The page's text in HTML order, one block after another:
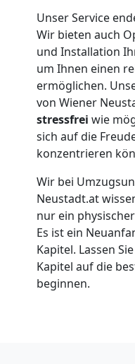
Unser Service
Wir bieten auch
und Installation
um Ihnen einen
ermöglichen.
von Wiener
stressfrei wie
sich auf die
konzentrieren
Wir bei
Neustadt.at
nur ein
Es ist ein
Kapitel. Lassen
Kapitel auf die
beginnen.
Möbellift
Wiener
Neustadt
Wiener
Neustadt